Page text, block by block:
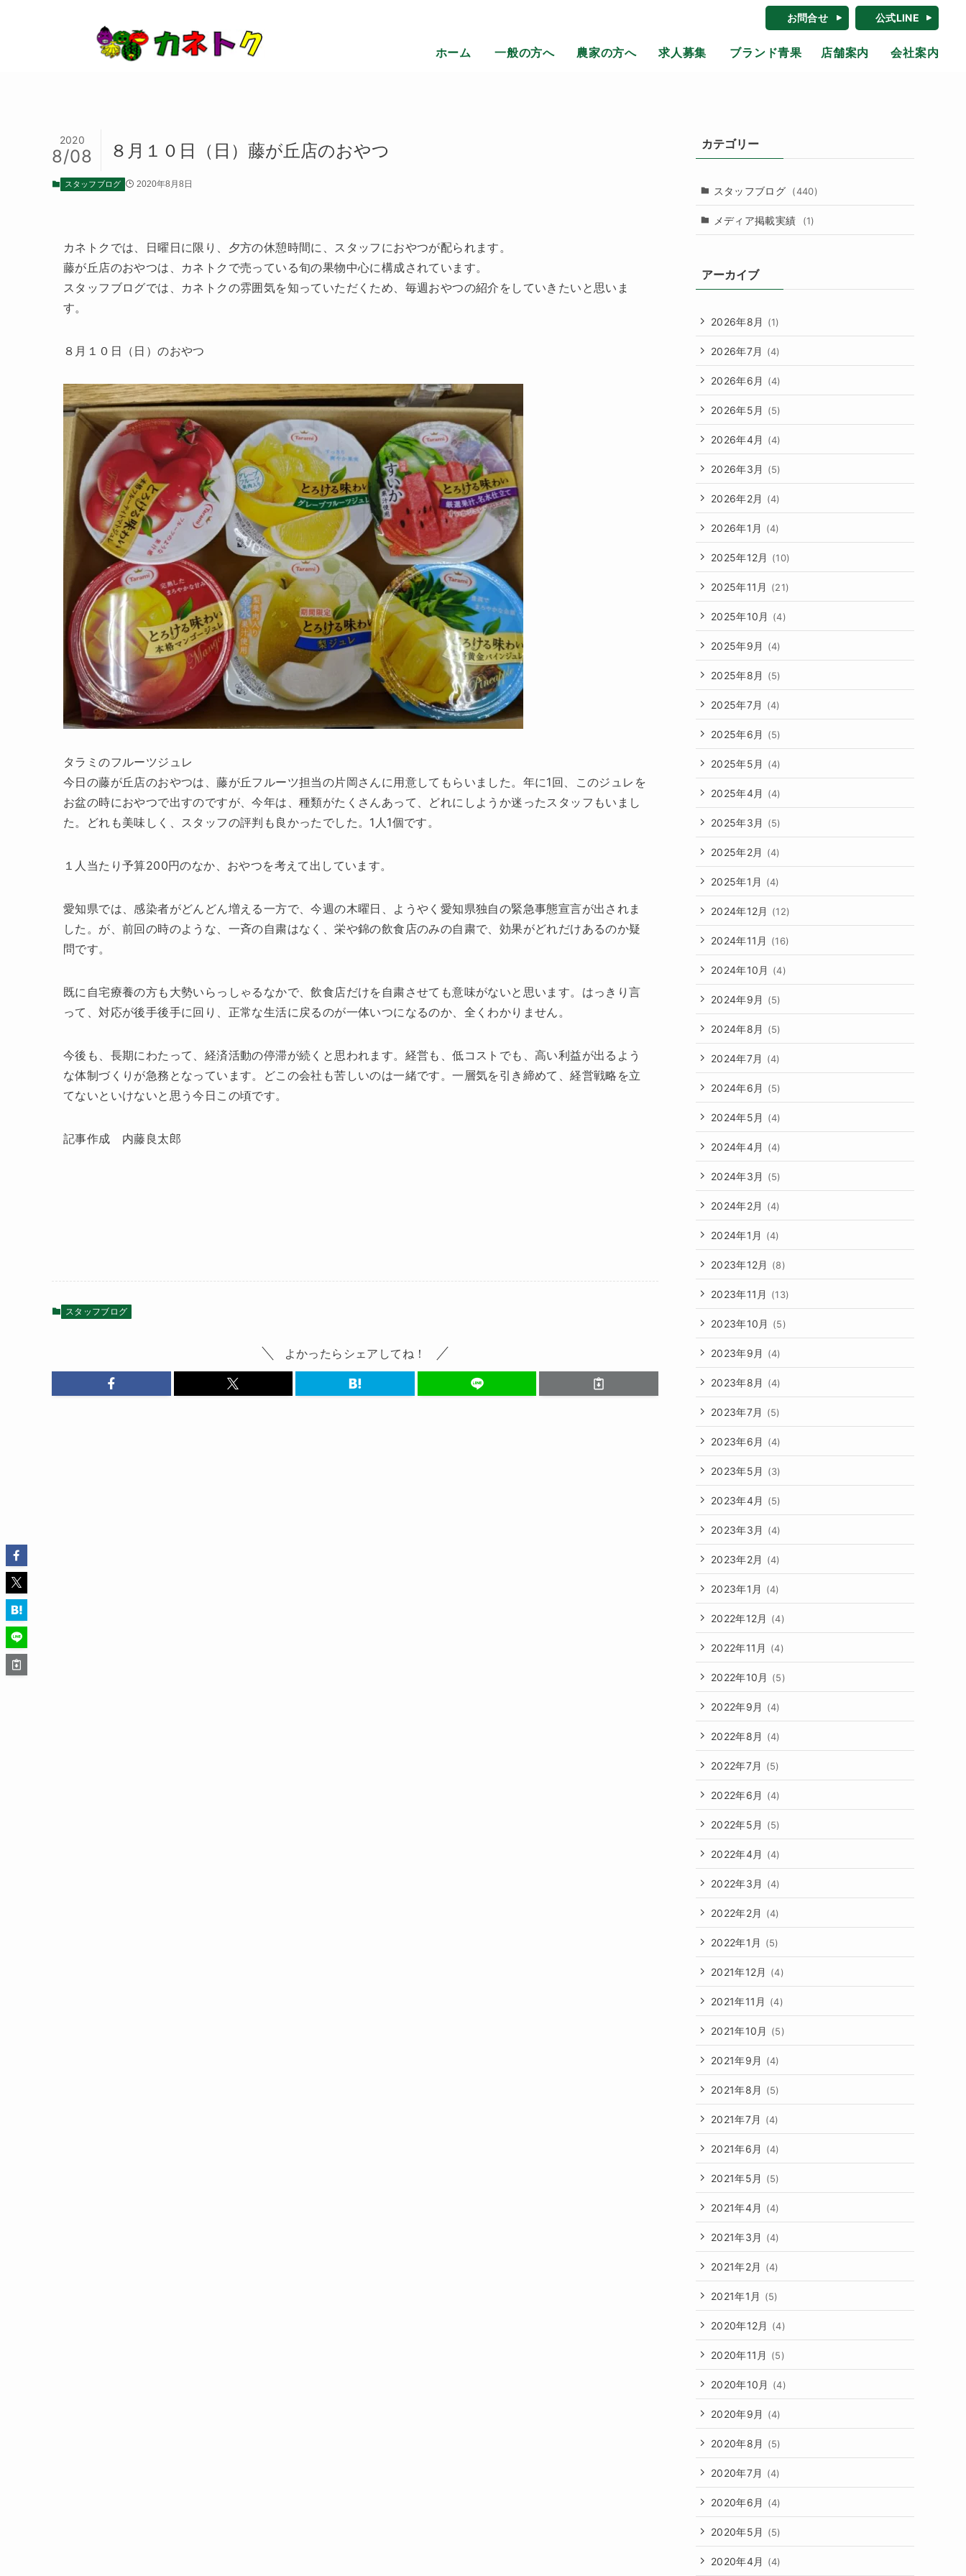
お問合せ 公式LINE
ホーム 一般の方へ 農家の方へ 求人募集 ブランド青果 店舗案内 会社案内
８月１０日（日）藤が丘店のおやつ
2020
8/08
スタッフブログ 2020年8月8日
カネトクでは、日曜日に限り、夕方の休憩時間に、スタッフにおやつが配られます。
藤が丘店のおやつは、カネトクで売っている旬の果物中心に構成されています。
スタッフブログでは、カネトクの雰囲気を知っていただくため、毎週おやつの紹介をしていきたいと思いま
す。
８月１０日（日）のおやつ
タラミのフルーツジュレ
今日の藤が丘店のおやつは、藤が丘フルーツ担当の片岡さんに用意してもらいました。年に1回、このジュレを
お盆の時におやつで出すのですが、今年は、種類がたくさんあって、どれにしようか迷ったスタッフもいまし
た。どれも美味しく、スタッフの評判も良かったでした。1人1個です。
１人当たり予算200円のなか、おやつを考えて出しています。
愛知県では、感染者がどんどん増える一方で、今週の木曜日、ようやく愛知県独自の緊急事態宣言が出されま
した。が、前回の時のような、一斉の自粛はなく、栄や錦の飲食店のみの自粛で、効果がどれだけあるのか疑
問です。
既に自宅療養の方も大勢いらっしゃるなかで、飲食店だけを自粛させても意味がないと思います。はっきり言
って、対応が後手後手に回り、正常な生活に戻るのが一体いつになるのか、全くわかりません。
今後も、長期にわたって、経済活動の停滞が続くと思われます。経営も、低コストでも、高い利益が出るよう
な体制づくりが急務となっています。どこの会社も苦しいのは一緒です。一層気を引き締めて、経営戦略を立
てないといけないと思う今日この頃です。
記事作成 内藤良太郎
スタッフブログ
よかったらシェアしてね！
カテゴリー
スタッフブログ (440)
メディア掲載実績 (1)
アーカイブ
2026年8月 (1)
2026年7月 (4)
2026年6月 (4)
2026年5月 (5)
2026年4月 (4)
2026年3月 (5)
2026年2月 (4)
2026年1月 (4)
2025年12月 (10)
2025年11月 (21)
2025年10月 (4)
2025年9月 (4)
2025年8月 (5)
2025年7月 (4)
2025年6月 (5)
2025年5月 (4)
2025年4月 (4)
2025年3月 (5)
2025年2月 (4)
2025年1月 (4)
2024年12月 (12)
2024年11月 (16)
2024年10月 (4)
2024年9月 (5)
2024年8月 (5)
2024年7月 (4)
2024年6月 (5)
2024年5月 (4)
2024年4月 (4)
2024年3月 (5)
2024年2月 (4)
2024年1月 (4)
2023年12月 (8)
2023年11月 (13)
2023年10月 (5)
2023年9月 (4)
2023年8月 (4)
2023年7月 (5)
2023年6月 (4)
2023年5月 (3)
2023年4月 (5)
2023年3月 (4)
2023年2月 (4)
2023年1月 (4)
2022年12月 (4)
2022年11月 (4)
2022年10月 (5)
2022年9月 (4)
2022年8月 (4)
2022年7月 (5)
2022年6月 (4)
2022年5月 (5)
2022年4月 (4)
2022年3月 (4)
2022年2月 (4)
2022年1月 (5)
2021年12月 (4)
2021年11月 (4)
2021年10月 (5)
2021年9月 (4)
2021年8月 (5)
2021年7月 (4)
2021年6月 (4)
2021年5月 (5)
2021年4月 (4)
2021年3月 (4)
2021年2月 (4)
2021年1月 (5)
2020年12月 (4)
2020年11月 (5)
2020年10月 (4)
2020年9月 (4)
2020年8月 (5)
2020年7月 (4)
2020年6月 (4)
2020年5月 (5)
2020年4月 (4)